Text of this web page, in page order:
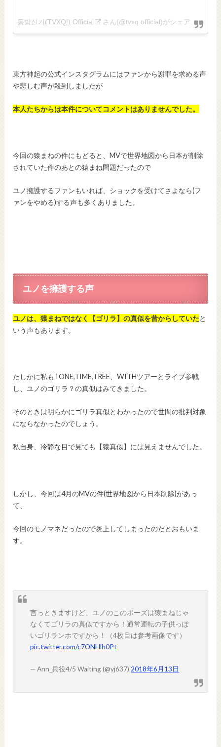
동방신기(TVXQ!) Official さん(@tvxq.official)がシェアした投稿 –
東方神起の公式インスタグラムにはファンから謝罪を求める声
や悲しむ声が殺到しましたが
本人たちからは本件についてコメントはありませんでした。
今回の猿まねの件にもどると、MVで世界地図から日本が削除
されていた件のあとの猿まね問題だったので
ユノ擁護するファンもいれば、ショックを受けてさよなら(フ
ァンをやめる)する声も多くありました。
ユノを擁護する声
ユノは、猿まねではなく【ゴリラ】の真似を昔からしていたと
いう声もあります。
たしかに私もTONE,TIME,TREE、WITHツアーとライブ参戦
し、ユノのゴリラ？の真似はみてきました。
そのときは明らかにゴリラ真似とわかったので世間の批判対象
にならなかったのでしょう。
私自身、冷静な目で見ても【猿真似】には見えませんでした。
しかし、今回は4月のMVの件(世界地図から日本削除)があっ
て、
今回のモノマネだったので炎上してしまったのだとおもいま
す。
言っときますけど、ユノのこのポーズは猿まねじゃ
なくてゴリラの真似ですから！通常運転の子供っぽ
いゴリランホですから！（4枚目は参考画像です）
pic.twitter.com/c7ONHlh0Pt
— Ann_兵役4/5 Waiting (@yj637) 2018年6月13日